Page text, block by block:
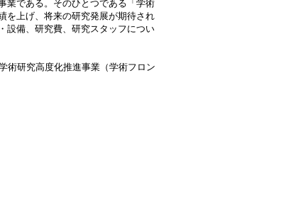
業である。そのひとつである「学術
を上げ、将来の研究発展が期待され
設備、研究費、研究スタッフについ
術研究高度化推進事業（学術フロン